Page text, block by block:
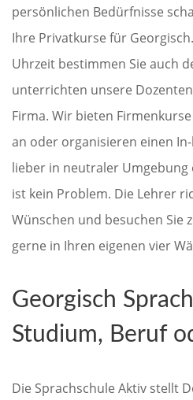
persönlichen Bedürfnisse
Ihre Privatkurse für
Uhrzeit bestimmen Sie auch
unterrichten unsere
Firma. Wir bieten
an oder organisieren einen
lieber in neutraler Umgebung
ist kein Problem. Die Lehrer
Wünschen und besuchen Sie
gerne in Ihren eigenen vier
Georgisch
Studium, Beruf
Die Sprachschule Aktiv stellt